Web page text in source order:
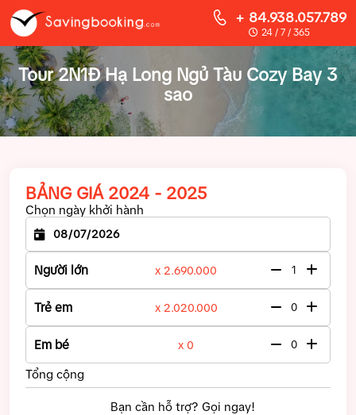
+ 84.938.057.789
24 / 7 / 365
Tour 2N1Đ Hạ Long Ngủ Tàu Cozy Bay 3
sao
BẢNG GIÁ 2024 - 2025
Chọn ngày khởi hành
Người lớn x 2.690.000
Trẻ em x 2.020.000
Em bé x 0
Tổng cộng
Bạn cần hỗ trợ? Gọi ngay!